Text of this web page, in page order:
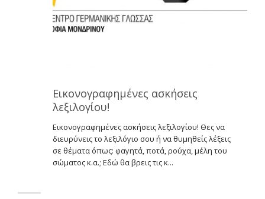
Εικονογραφημένες ασκήσεις
λεξιλογίου!
Εικονογραφημένες ασκήσεις λεξιλογίου! Θες να
διευρύνεις το λεξιλόγιο σου ή να θυμηθείς λέξεις
σε θέματα όπως: φαγητά, ποτά, ρούχα, μέλη του
σώματος κ.α.; Εδώ θα βρεις τις κ...